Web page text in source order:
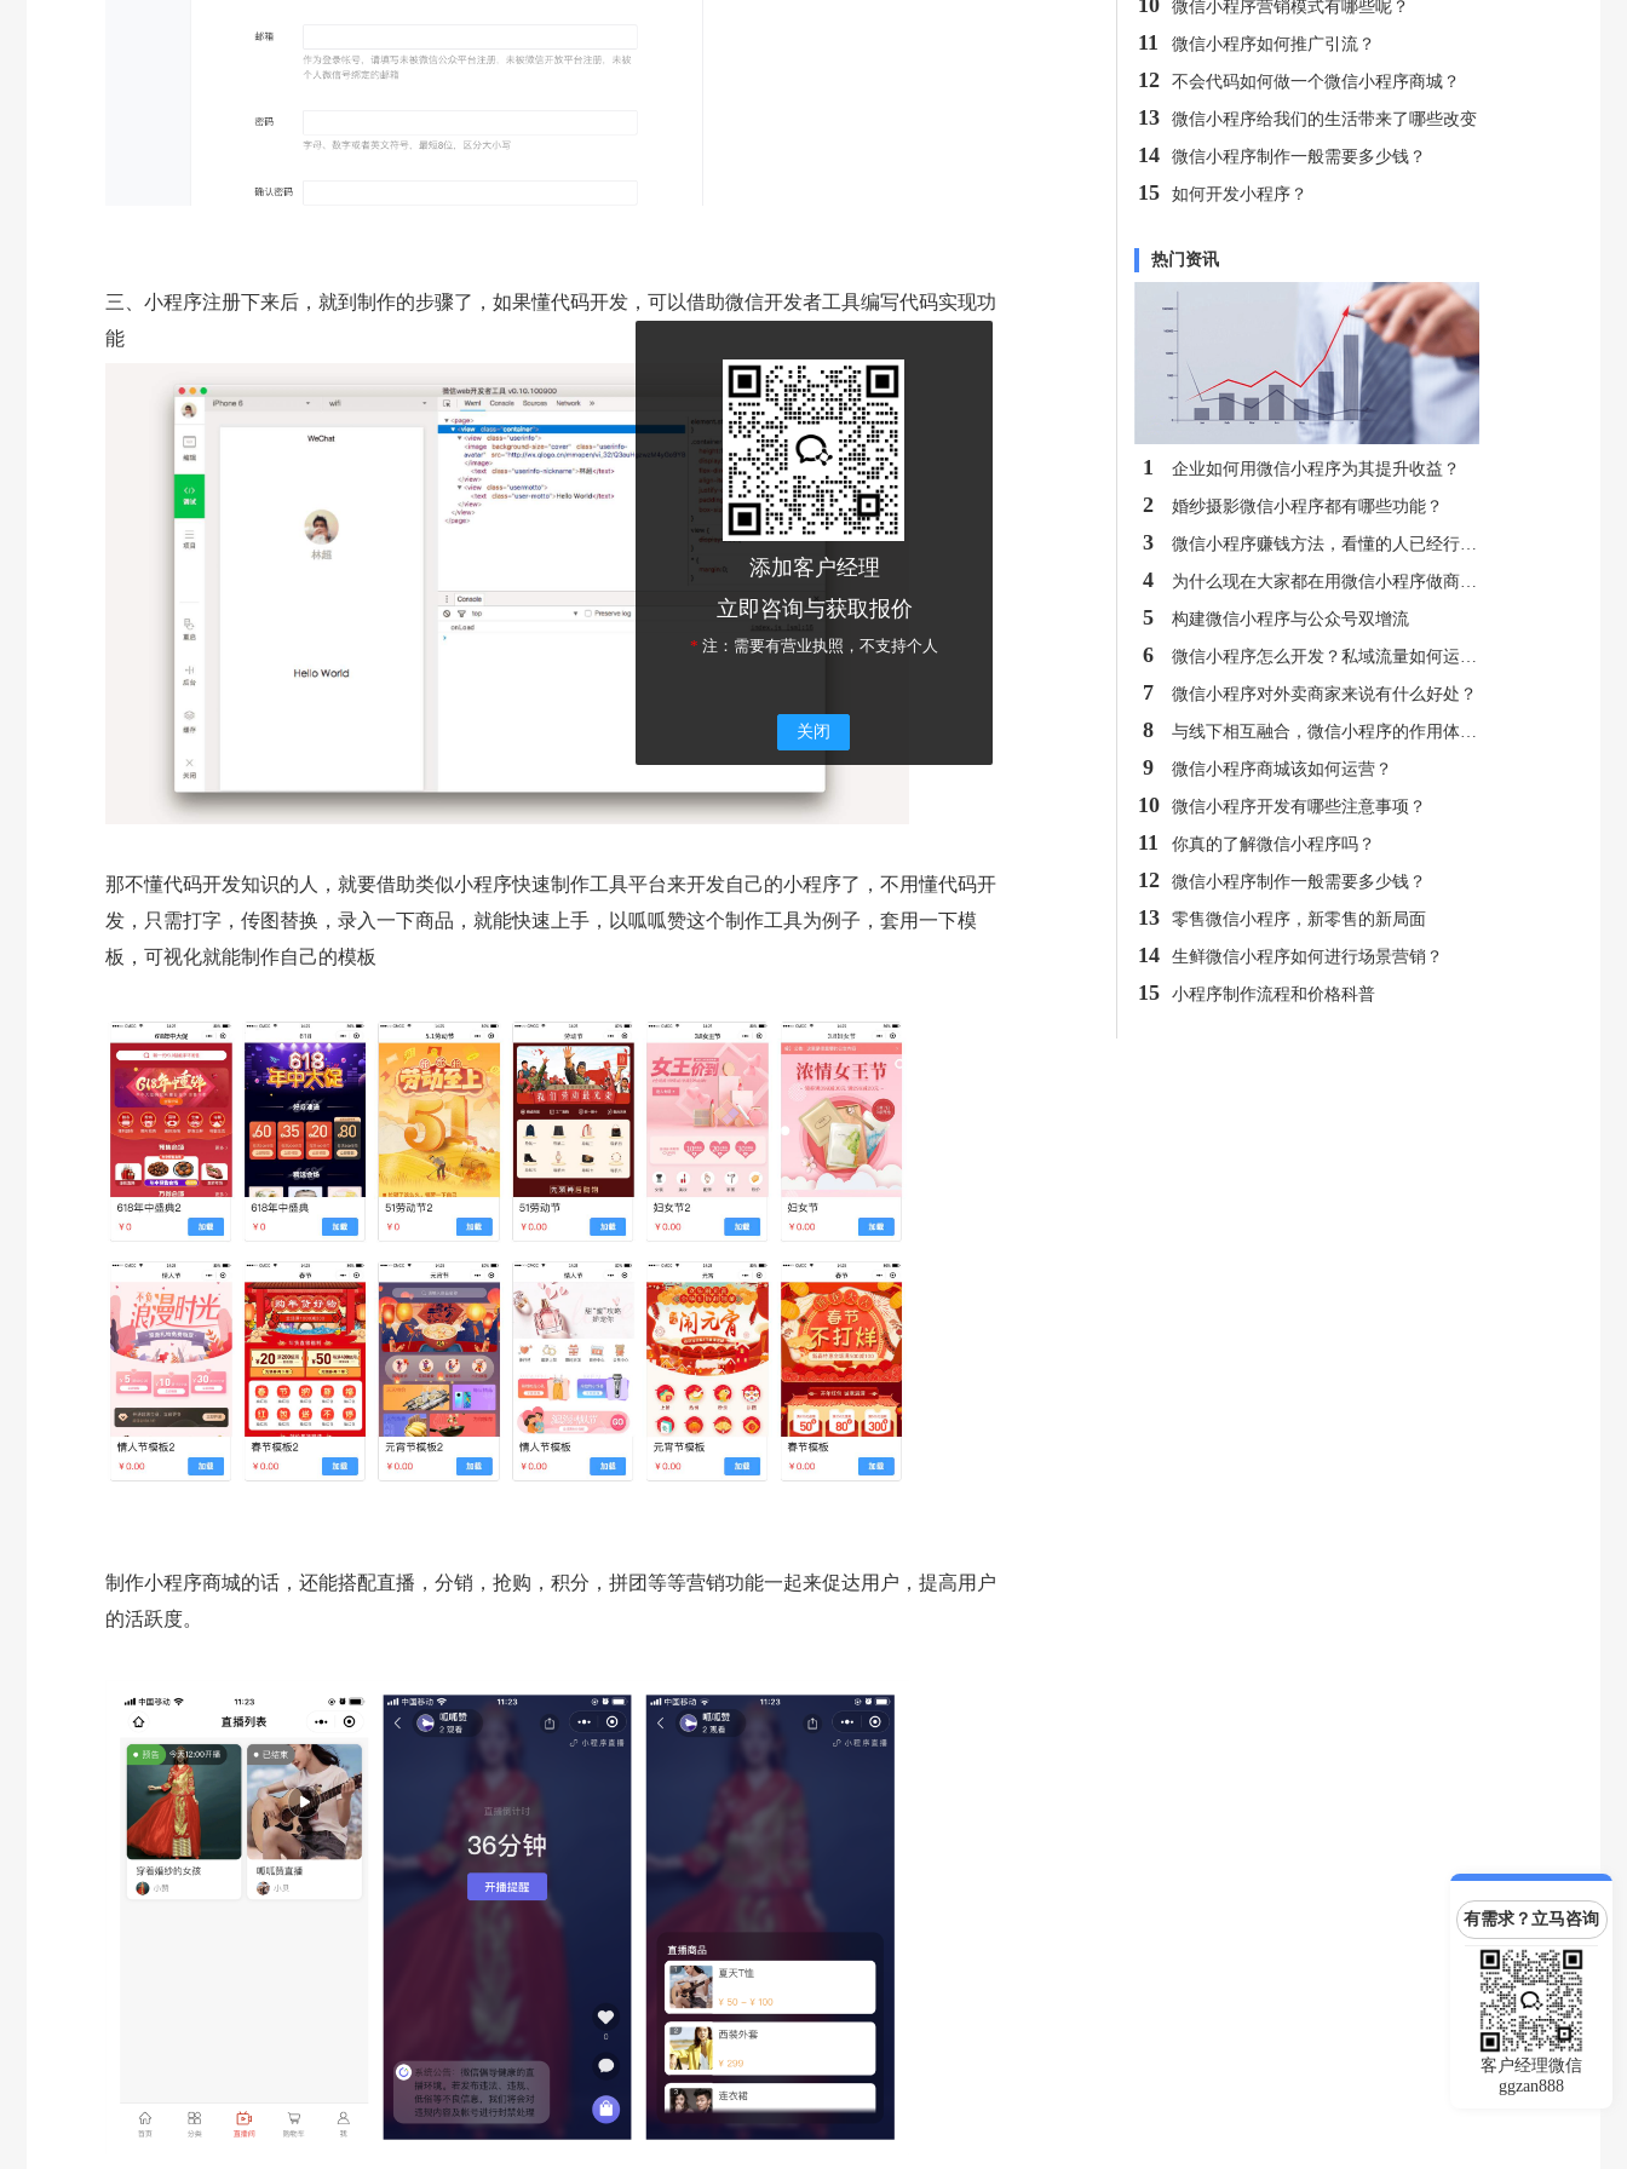
三、小程序注册下来后，就到制作的步骤了，如果懂代码开发，可以借助微信开发者工具编写代码实现功
能
那不懂代码开发知识的人，就要借助类似小程序快速制作工具平台来开发自己的小程序了，不用懂代码开
发，只需打字，传图替换，录入一下商品，就能快速上手，以呱呱赞这个制作工具为例子，套用一下模
板，可视化就能制作自己的模板
制作小程序商城的话，还能搭配直播，分销，抢购，积分，拼团等等营销功能一起来促达用户，提高用户
的活跃度。
10 微信小程序营销模式有哪些呢？
11 微信小程序如何推广引流？
12 不会代码如何做一个微信小程序商城？
13 微信小程序给我们的生活带来了哪些改变
14 微信小程序制作一般需要多少钱？
15 如何开发小程序？
热门资讯
1 企业如何用微信小程序为其提升收益？
2 婚纱摄影微信小程序都有哪些功能？
3
4
5 构建微信小程序与公众号双增流
6
7 微信小程序对外卖商家来说有什么好处？
8
9 微信小程序商城该如何运营？
10 微信小程序开发有哪些注意事项？
11 你真的了解微信小程序吗？
12 微信小程序制作一般需要多少钱？
13 零售微信小程序，新零售的新局面
14 生鲜微信小程序如何进行场景营销？
15 小程序制作流程和价格科普
有需求？立马咨询
客户经理微信
ggzan888
添加客户经理
立即咨询与获取报价
* 注：需要有营业执照，不支持个人
关闭